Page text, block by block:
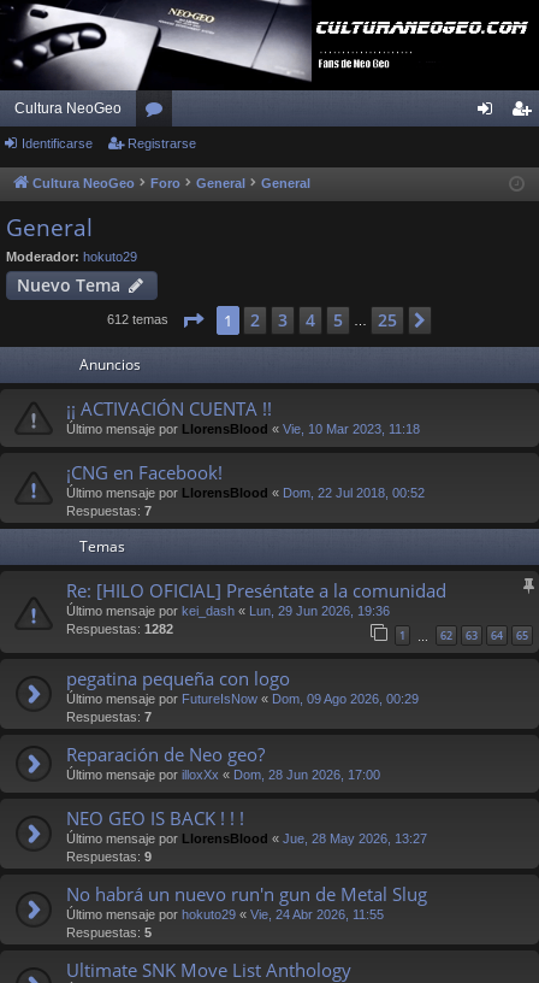
Cultura NeoGeo
or
os ist
Identificarse Registrarse
Cultura NeoGeo Foro General General
General
Moderador: hokuto29
Nuevo Tema
612 temas Página de 25
1 2 3 4 5 … 25
Anuncios
¡¡ ACTIVACIÓN CUENTA !!
Último mensaje por LlorensBlood « Vie, 10 Mar 2023, 11:18
¡CNG en Facebook!
Último mensaje por LlorensBlood « Dom, 22 Jul 2018, 00:52
Respuestas: 7
Temas
Re: [HILO OFICIAL] Preséntate a la comunidad
Último mensaje por kei_dash « Lun, 29 Jun 2026, 19:36
Respuestas: 1282 1 62 63 64 65
pegatina pequeña con logo
Último mensaje por FutureIsNow « Dom, 09 Ago 2026, 00:29
Respuestas: 7
Reparación de Neo geo?
Último mensaje por illoxXx « Dom, 28 Jun 2026, 17:00
NEO GEO IS BACK ! ! !
Último mensaje por LlorensBlood « Jue, 28 May 2026, 13:27
Respuestas: 9
No habrá un nuevo run'n gun de Metal Slug
Último mensaje por hokuto29 « Vie, 24 Abr 2026, 11:55
Respuestas: 5
Ultimate SNK Move List Anthology